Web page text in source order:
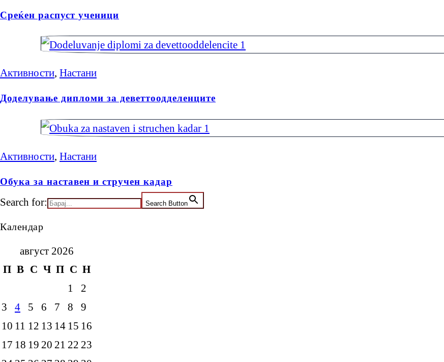
Среќен распуст ученици
Активности, Настани
Доделување дипломи за деветтоодделенците
Активности, Настани
Обука за наставен и стручен кадар
Search for: Search Button
Календар
август 2026
П В С Ч П С Н
1
2
3
4 5 6 7 8
9
10 11 12 13 14 15 16
17 18 19 20 21 22 23